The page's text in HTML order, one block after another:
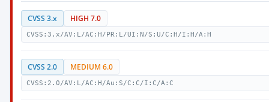
CVSS 3.x HIGH 7.0
CVSS:3.x/AV:L/AC:H/PR:L/UI:N/S:U/C:H/I:H/A:H
CVSS 2.0 MEDIUM 6.0
CVSS:2.0/AV:L/AC:H/Au:S/C:C/I:C/A:C